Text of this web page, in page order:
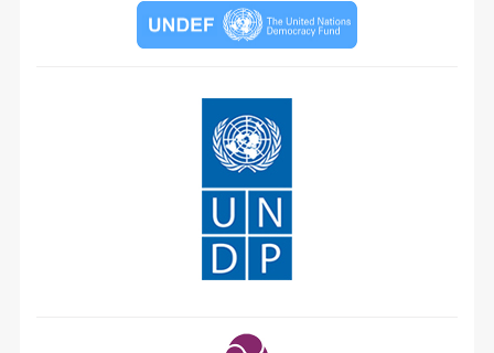
тогтоомж (2018 он)
Мэдээлэх, мэдээлэл авах эрхийг баталгаажуулсан дотоодын хууль
Төсөвтэй холбоотой хуулиудад мэдээлэх, мэдээлэл авах эрхийг
баталгаажуулсан зохицуулалт